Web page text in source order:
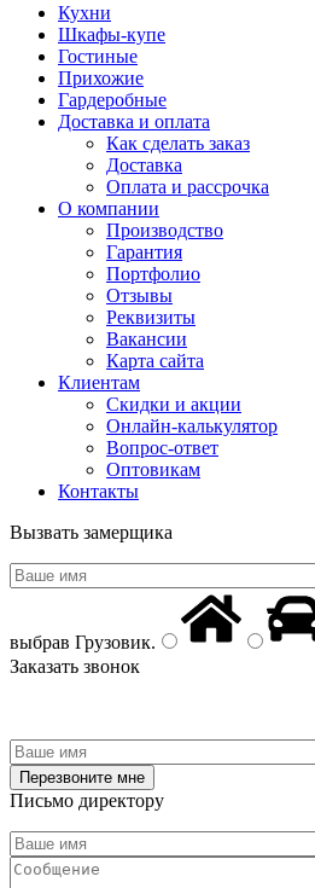
Кухни
Шкафы-купе
Гостиные
Прихожие
Гардеробные
Доставка и оплата
Как сделать заказ
Доставка
Оплата и рассрочка
О компании
Производство
Гарантия
Портфолио
Отзывы
Реквизиты
Вакансии
Карта сайта
Клиентам
Скидки и акции
Онлайн-калькулятор
Вопрос-ответ
Оптовикам
Контакты
Вызвать замерщика
выбрав Грузовик.
Заказать звонок
Письмо директору